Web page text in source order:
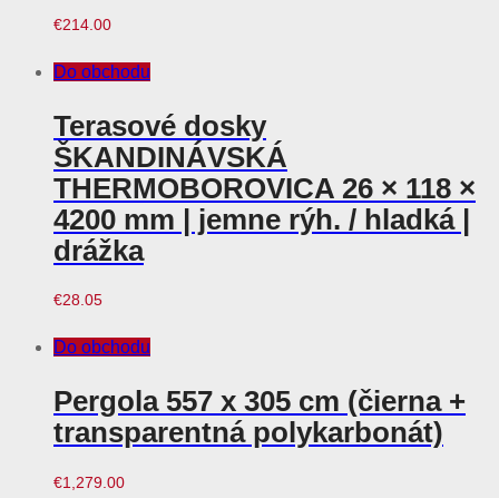
€214.00
Do obchodu
Terasové dosky
ŠKANDINÁVSKÁ
THERMOBOROVICA 26 × 118 ×
4200 mm | jemne rýh. / hladká |
drážka
€28.05
Do obchodu
Pergola 557 x 305 cm (čierna +
transparentná polykarbonát)
€1,279.00